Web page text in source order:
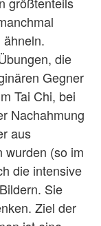
die
Gegner
Tai Chi, bei
Nachahmung
aus
wurden (so im
die intensive
Sie
Ziel der